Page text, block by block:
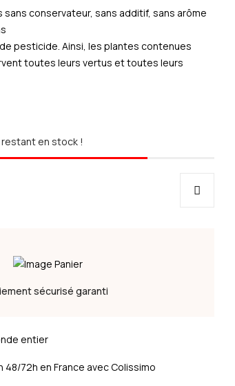
conservateur, sans additif, sans arôme
pesticide. Ainsi, les plantes contenues
toutes leurs vertus et toutes leurs
restant en stock !
sécurisé garanti
entier
48/72h en France avec Colissimo